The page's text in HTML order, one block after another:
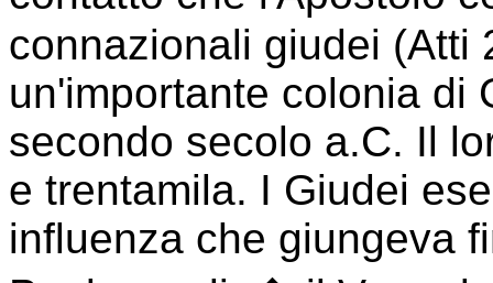
connazionali giudei (Atti
un'importante colonia di
secondo secolo a.C. Il
e trentamila. I Giudei
influenza che giungeva